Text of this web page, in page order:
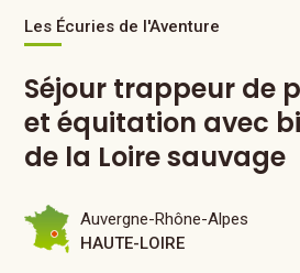
Les Écuries de l'Aventure
Séjour trappeur de
et équitation avec
de la Loire sauvage
Auvergne-Rhône-Alpes
HAUTE-LOIRE